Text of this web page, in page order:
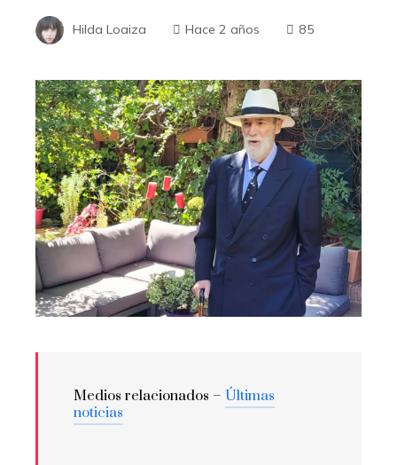
Hilda Loaiza Hace 2 años 85
Medios relacionados – Últimas
noticias